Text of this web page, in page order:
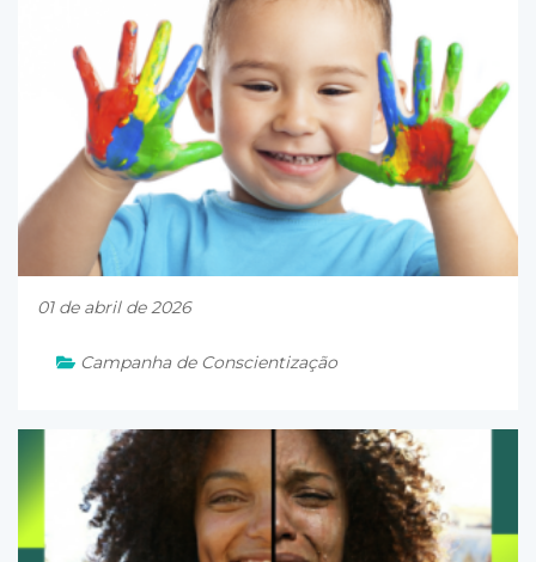
01 de abril de 2026
Campanha de Conscientização